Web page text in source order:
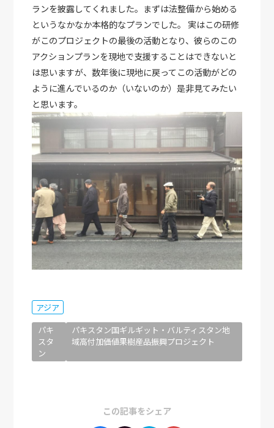
ランを披露してくれました。まずは法整備から始める
というなかなか本格的なプランでした。 実はこの研修
がこのプロジェクトの最後の活動となり、彼らのこの
アクションプランを現地で支援することはできないと
は思いますが、数年後に現地に戻ってこの活動がどの
ように進んでいるのか（いないのか）是非見てみたい
と思います。
アジア
パキ
スタ
ン
パキスタン国ギルギット・バルティスタン地
域高付加価値果樹産品振興プロジェクト
この記事をシェア